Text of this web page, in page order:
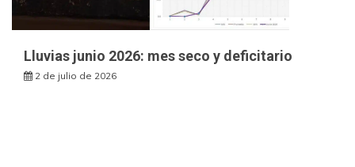
Lluvias junio 2026: mes seco y deficitario
2 de julio de 2026